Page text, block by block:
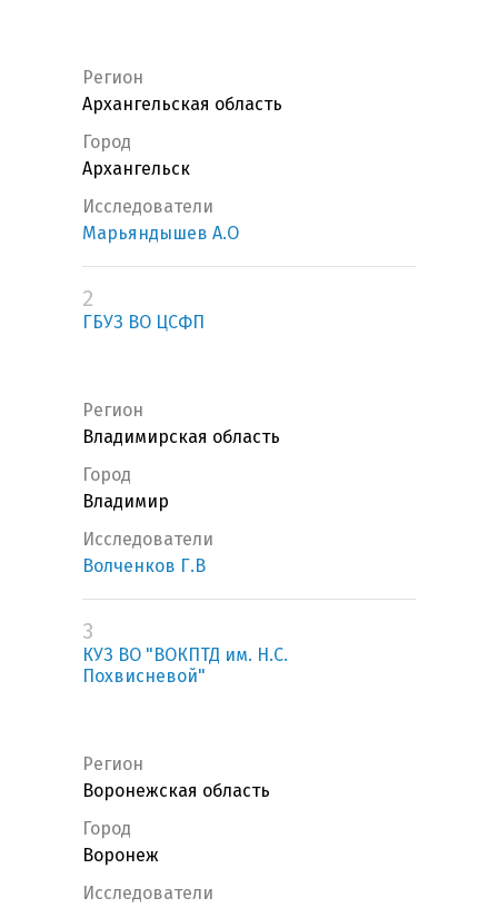
Регион
Архангельская область
Город
Архангельск
Исследователи
Марьяндышев А.О
2
ГБУЗ ВО ЦСФП
Регион
Владимирская область
Город
Владимир
Исследователи
Волченков Г.В
3
КУЗ ВО "ВОКПТД им. Н.С.
Похвисневой"
Регион
Воронежская область
Город
Воронеж
Исследователи